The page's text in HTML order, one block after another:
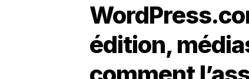
édition,